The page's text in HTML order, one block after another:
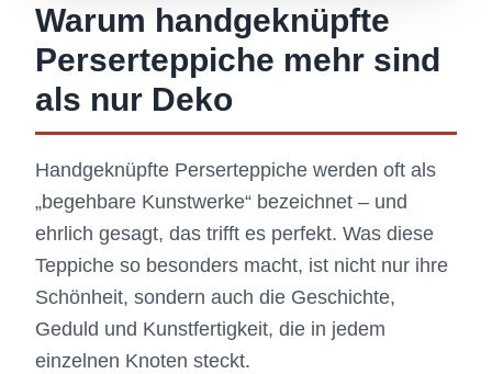
Warum handgeknüpfte
Perserteppiche mehr sind
als nur Deko
Handgeknüpfte Perserteppiche werden oft als
„begehbare Kunstwerke“ bezeichnet – und
ehrlich gesagt, das trifft es perfekt. Was diese
Teppiche so besonders macht, ist nicht nur ihre
Schönheit, sondern auch die Geschichte,
Geduld und Kunstfertigkeit, die in jedem
einzelnen Knoten steckt.